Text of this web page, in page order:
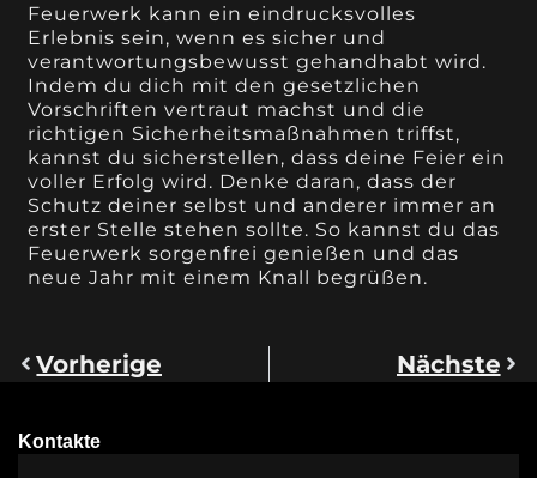
Feuerwerk kann ein eindrucksvolles
Erlebnis sein, wenn es sicher und
verantwortungsbewusst gehandhabt wird.
Indem du dich mit den gesetzlichen
Vorschriften vertraut machst und die
richtigen Sicherheitsmaßnahmen triffst,
kannst du sicherstellen, dass deine Feier ein
voller Erfolg wird. Denke daran, dass der
Schutz deiner selbst und anderer immer an
erster Stelle stehen sollte. So kannst du das
Feuerwerk sorgenfrei genießen und das
neue Jahr mit einem Knall begrüßen.
Vorherige Nächste
Kontakte